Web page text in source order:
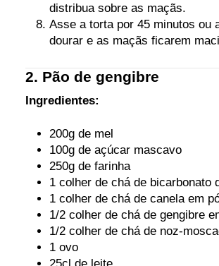
distribua sobre as maçãs.
Asse a torta por 45 minutos ou
dourar e as maçãs ficarem
2. Pão de gengibre
Ingredientes:
200g de mel
100g de açúcar mascavo
250g de farinha
1 colher de chá de bicarbonato
1 colher de chá de canela em
1/2 colher de chá de gengibre
1/2 colher de chá de noz-
1 ovo